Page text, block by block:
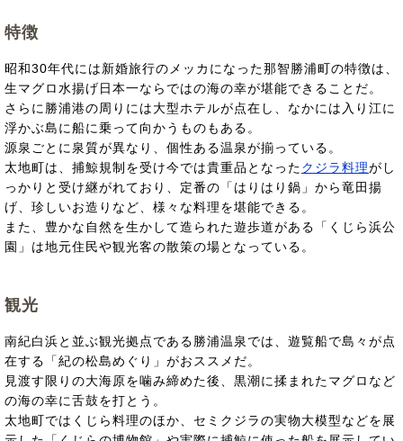
特徴
昭和30年代には新婚旅行のメッカになった那智勝浦町の特徴は、
生マグロ水揚げ日本一ならではの海の幸が堪能できることだ。
さらに勝浦港の周りには大型ホテルが点在し、なかには入り江に
浮かぶ島に船に乗って向かうものもある。
源泉ごとに泉質が異なり、個性ある温泉が揃っている。
太地町は、捕鯨規制を受け今では貴重品となったクジラ料理がし
っかりと受け継がれており、定番の「はりはり鍋」から竜田揚
げ、珍しいお造りなど、様々な料理を堪能できる。
また、豊かな自然を生かして造られた遊歩道がある「くじら浜公
園」は地元住民や観光客の散策の場となっている。
観光
南紀白浜と並ぶ観光拠点である勝浦温泉では、遊覧船で島々が点
在する「紀の松島めぐり」がおススメだ。
見渡す限りの大海原を噛み締めた後、黒潮に揉まれたマグロなど
の海の幸に舌鼓を打とう。
太地町ではくじら料理のほか、セミクジラの実物大模型などを展